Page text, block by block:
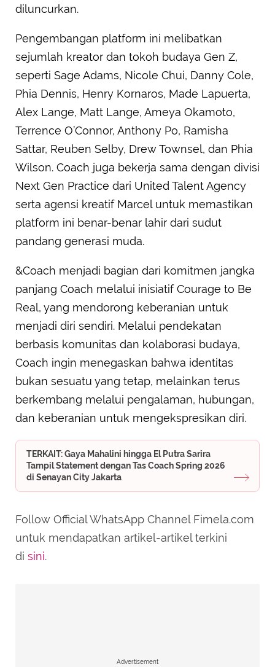
diluncurkan.
Pengembangan platform ini melibatkan
sejumlah kreator dan tokoh budaya Gen Z,
seperti Sage Adams, Nicole Chui, Danny Cole,
Phia Dennis, Henry Kornaros, Made Lapuerta,
Alex Lange, Matt Lange, Ameya Okamoto,
Terrence O’Connor, Anthony Po, Ramisha
Sattar, Reuben Selby, Drew Townsel, dan Phia
Wilson. Coach juga bekerja sama dengan divisi
Next Gen Practice dari United Talent Agency
serta agensi kreatif Marcel untuk memastikan
platform ini benar-benar lahir dari sudut
pandang generasi muda.
&Coach menjadi bagian dari komitmen jangka
panjang Coach melalui inisiatif Courage to Be
Real, yang mendorong keberanian untuk
menjadi diri sendiri. Melalui pendekatan
berbasis komunitas dan kolaborasi budaya,
Coach ingin menegaskan bahwa identitas
bukan sesuatu yang tetap, melainkan terus
berkembang melalui pengalaman, hubungan,
dan keberanian untuk mengekspresikan diri.
TERKAIT: Gaya Mahalini hingga El Putra Sarira
Tampil Statement dengan Tas Coach Spring 2026
di Senayan City Jakarta
Follow Official WhatsApp Channel Fimela.com
untuk mendapatkan artikel-artikel terkini
di sini.
Advertisement